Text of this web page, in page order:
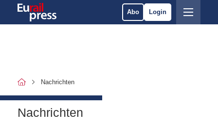
Abo Login
Nachrichten
Nachrichten